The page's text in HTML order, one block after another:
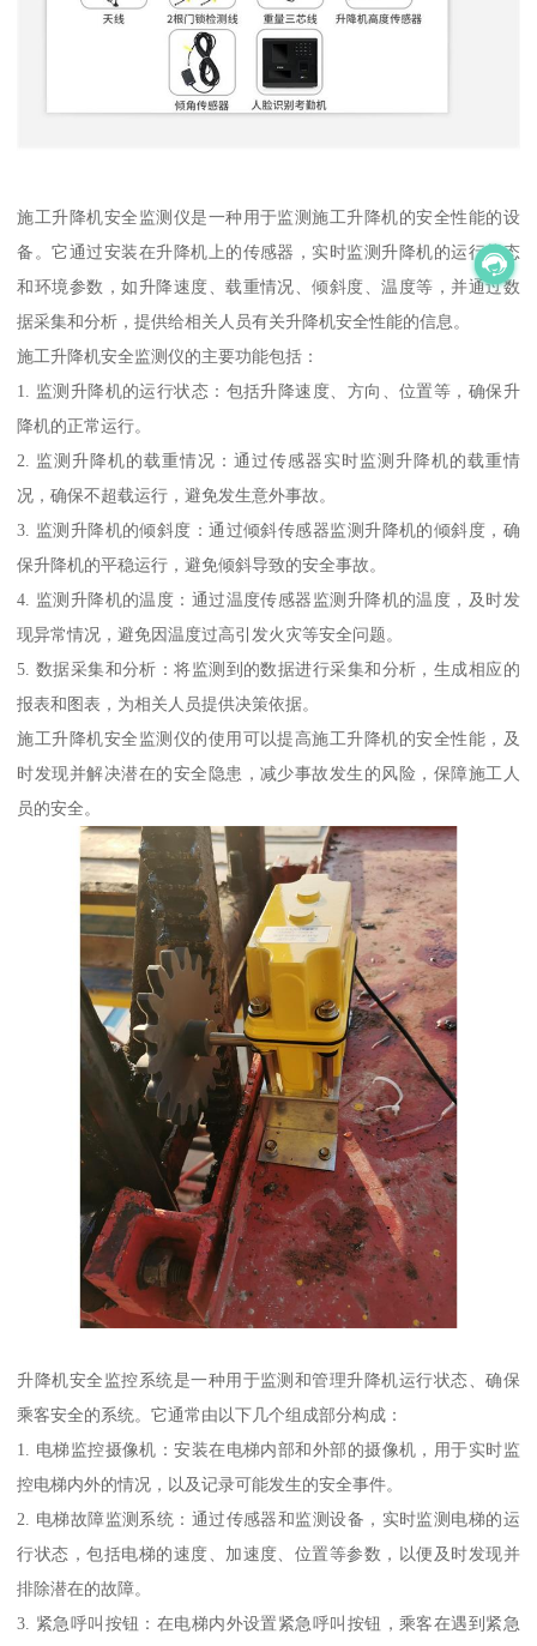
施工升降机安全监测仪是一种用于监测施工升降机的安全性能的设
备。它通过安装在升降机上的传感器，实时监测升降机的运行状态
和环境参数，如升降速度、载重情况、倾斜度、温度等，并通过数
据采集和分析，提供给相关人员有关升降机安全性能的信息。
施工升降机安全监测仪的主要功能包括：
1. 监测升降机的运行状态：包括升降速度、方向、位置等，确保升
降机的正常运行。
2. 监测升降机的载重情况：通过传感器实时监测升降机的载重情
况，确保不超载运行，避免发生意外事故。
3. 监测升降机的倾斜度：通过倾斜传感器监测升降机的倾斜度，确
保升降机的平稳运行，避免倾斜导致的安全事故。
4. 监测升降机的温度：通过温度传感器监测升降机的温度，及时发
现异常情况，避免因温度过高引发火灾等安全问题。
5. 数据采集和分析：将监测到的数据进行采集和分析，生成相应的
报表和图表，为相关人员提供决策依据。
施工升降机安全监测仪的使用可以提高施工升降机的安全性能，及
时发现并解决潜在的安全隐患，减少事故发生的风险，保障施工人
员的安全。
升降机安全监控系统是一种用于监测和管理升降机运行状态、确保
乘客安全的系统。它通常由以下几个组成部分构成：
1. 电梯监控摄像机：安装在电梯内部和外部的摄像机，用于实时监
控电梯内外的情况，以及记录可能发生的安全事件。
2. 电梯故障监测系统：通过传感器和监测设备，实时监测电梯的运
行状态，包括电梯的速度、加速度、位置等参数，以便及时发现并
排除潜在的故障。
3. 紧急呼叫按钮：在电梯内外设置紧急呼叫按钮，乘客在遇到紧急